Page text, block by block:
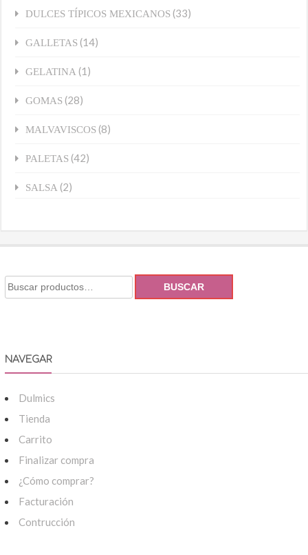
DULCES TÍPICOS MEXICANOS (33)
GALLETAS (14)
GELATINA (1)
GOMAS (28)
MALVAVISCOS (8)
PALETAS (42)
SALSA (2)
BUSCAR
NAVEGAR
Dulmics
Tienda
Carrito
Finalizar compra
¿Cómo comprar?
Facturación
Contrucción